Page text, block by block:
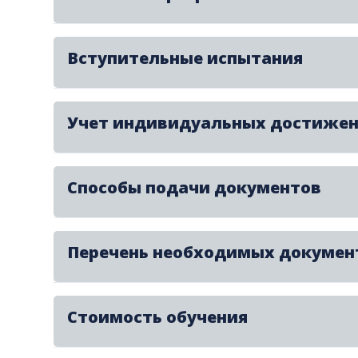
Вступительные испытания
Учет индивидуальных
Способы подачи документов
Перечень необходимых
Стоимость обучения